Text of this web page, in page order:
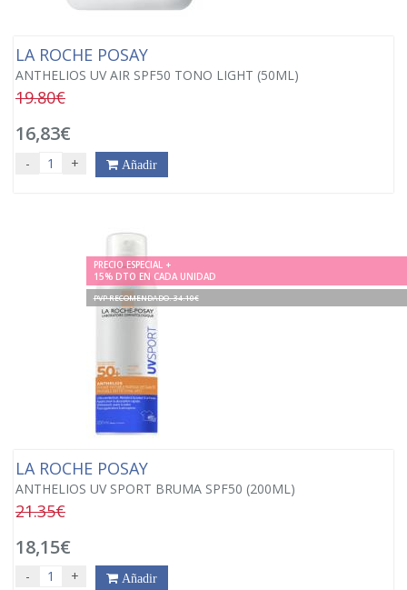
LA ROCHE POSAY
ANTHELIOS UV AIR SPF50 TONO LIGHT (50ML)
19.80€
16,83€
- + Añadir
PRECIO ESPECIAL +
15% DTO EN CADA UNIDAD
PVP RECOMENDADO. 34.10€
LA ROCHE POSAY
ANTHELIOS UV SPORT BRUMA SPF50 (200ML)
21.35€
18,15€
- + Añadir